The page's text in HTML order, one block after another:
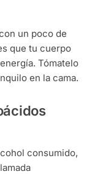
un poco de
que tu cuerpo
Tómatelo
en la cama.
consumido,